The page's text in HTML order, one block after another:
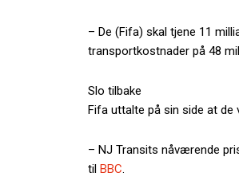
– De (Fifa) skal tjene 11
transportkostnader på 48
Slo tilbake
Fifa uttalte på sin side at de
– NJ Transits nåværende
til BBC.